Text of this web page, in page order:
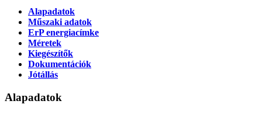
Alapadatok
Műszaki adatok
ErP energiacímke
Méretek
Kiegészítők
Dokumentációk
Jótállás
Alapadatok